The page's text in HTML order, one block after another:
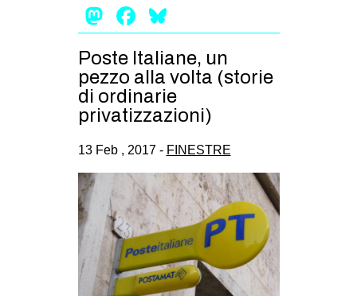
Fb
tw
SEARCH
Mastodon
Facebook
Poste Italiane, un
pezzo alla volta (storie
di ordinarie
privatizzazioni)
13 Feb , 2017 - FINESTRE